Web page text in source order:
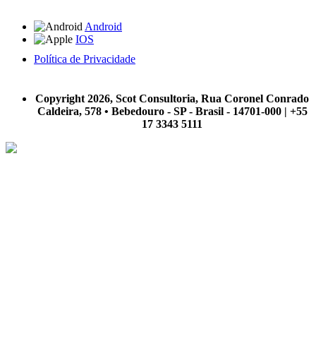
Android
IOS
Política de Privacidade
Copyright 2026, Scot Consultoria, Rua Coronel Conrado
Caldeira, 578 • Bebedouro - SP - Brasil - 14701-000 | +55
17 3343 5111